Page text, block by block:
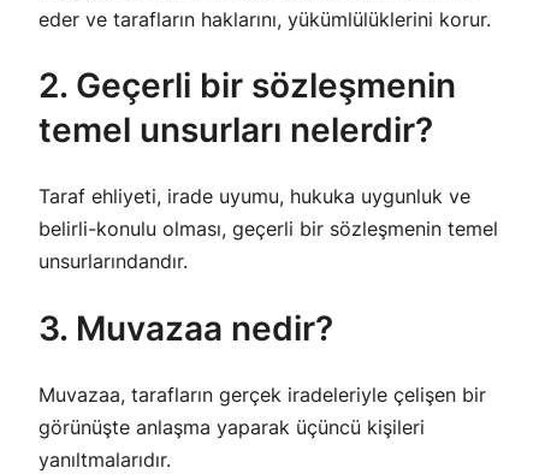
eder ve tarafların haklarını, yükümlülüklerini korur.
2. Geçerli bir sözleşmenin
temel unsurları nelerdir?
Taraf ehliyeti, irade uyumu, hukuka uygunluk ve
belirli-konulu olması, geçerli bir sözleşmenin temel
unsurlarındandır.
3. Muvazaa nedir?
Muvazaa, tarafların gerçek iradeleriyle çelişen bir
görünüşte anlaşma yaparak üçüncü kişileri
yanıltmalarıdır.